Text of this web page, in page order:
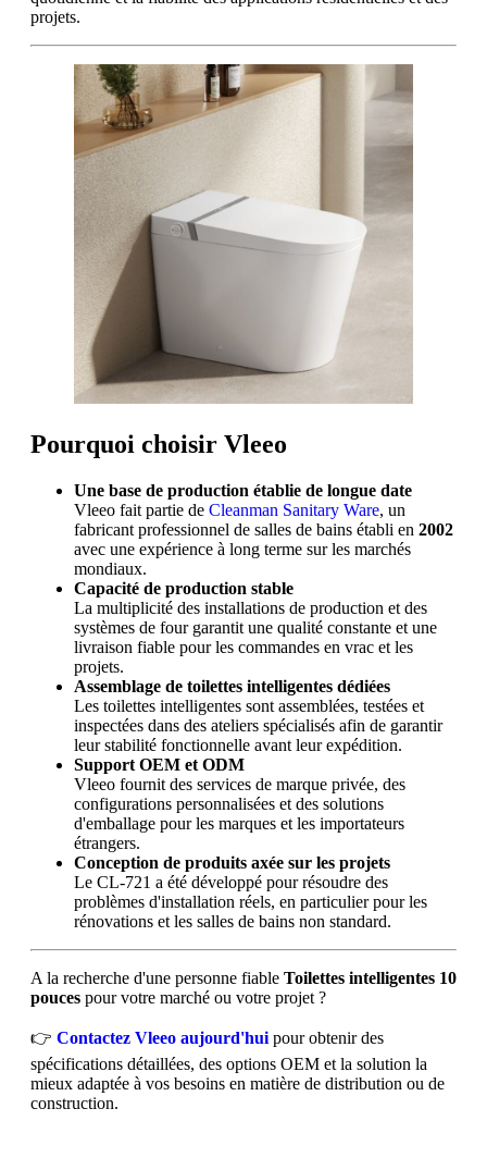
projets.
Pourquoi choisir Vleeo
Une base de production établie de longue date
Vleeo fait partie de Cleanman Sanitary Ware, un
fabricant professionnel de salles de bains établi en 2002
avec une expérience à long terme sur les marchés
mondiaux.
Capacité de production stable
La multiplicité des installations de production et des
systèmes de four garantit une qualité constante et une
livraison fiable pour les commandes en vrac et les
projets.
Assemblage de toilettes intelligentes dédiées
Les toilettes intelligentes sont assemblées, testées et
inspectées dans des ateliers spécialisés afin de garantir
leur stabilité fonctionnelle avant leur expédition.
Support OEM et ODM
Vleeo fournit des services de marque privée, des
configurations personnalisées et des solutions
d'emballage pour les marques et les importateurs
étrangers.
Conception de produits axée sur les projets
Le CL-721 a été développé pour résoudre des
problèmes d'installation réels, en particulier pour les
rénovations et les salles de bains non standard.
A la recherche d'une personne fiable Toilettes intelligentes 10
pouces pour votre marché ou votre projet ?
👉 Contactez Vleeo aujourd'hui pour obtenir des
spécifications détaillées, des options OEM et la solution la
mieux adaptée à vos besoins en matière de distribution ou de
construction.